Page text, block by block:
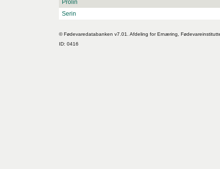
Prolin
Serin
© Fødevaredatabanken v7.01. Afdeling for Ernæring,
ID: 0416